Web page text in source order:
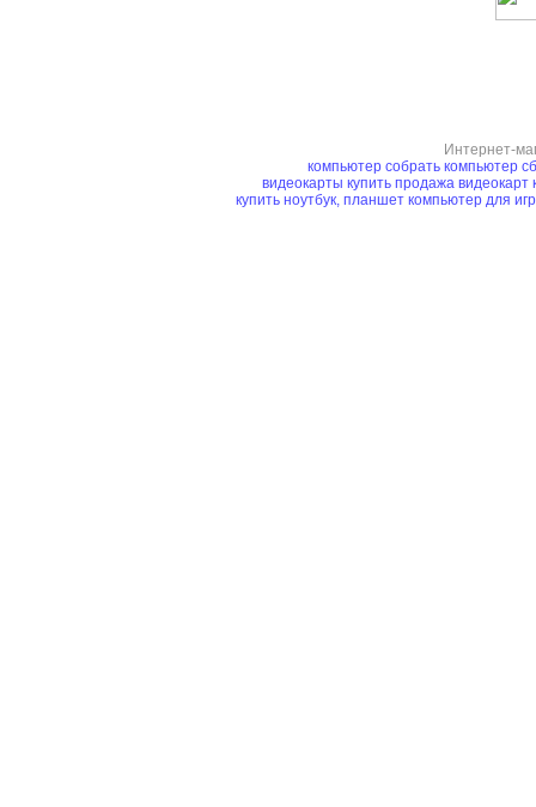
Интернет-
компьютер собрать компьютер
видеокарты купить продажа видеокарт
купить ноутбук, планшет компьютер для